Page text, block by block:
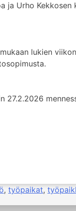
Urho
lukien
, työpaikat,